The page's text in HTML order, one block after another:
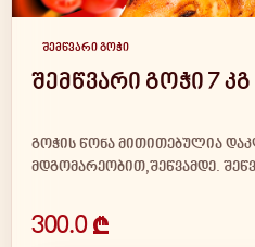
შემწვარი გოჭი
შემწვარი გოჭი 7 კგ
გოჭის წონა მითითებულია
მდგომარეობით,შეწვამდე.
300.0 ₾